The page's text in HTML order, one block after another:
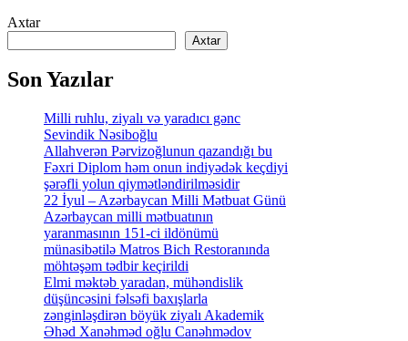
Axtar
Axtar
Son Yazılar
Milli ruhlu, ziyalı və yaradıcı gənc
Sevindik Nəsiboğlu
Allahverən Pərvizoğlunun qazandığı bu
Fəxri Diplom həm onun indiyədək keçdiyi
şərəfli yolun qiymətləndirilməsidir
22 İyul – Azərbaycan Milli Mətbuat Günü
Azərbaycan milli mətbuatının
yaranmasının 151-ci ildönümü
münasibətilə Matros Bich Restoranında
möhtəşəm tədbir keçirildi
Elmi məktəb yaradan, mühəndislik
düşüncəsini fəlsəfi baxışlarla
zənginləşdirən böyük ziyalı Akademik
Əhəd Xanəhməd oğlu Canəhmədov